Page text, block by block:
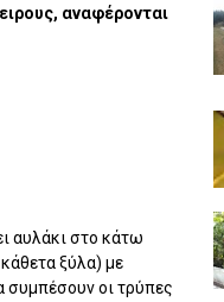
αναφέρονται
αυλάκι στο κάτω
ξύλα) με
συμπέσουν οι τρύπες